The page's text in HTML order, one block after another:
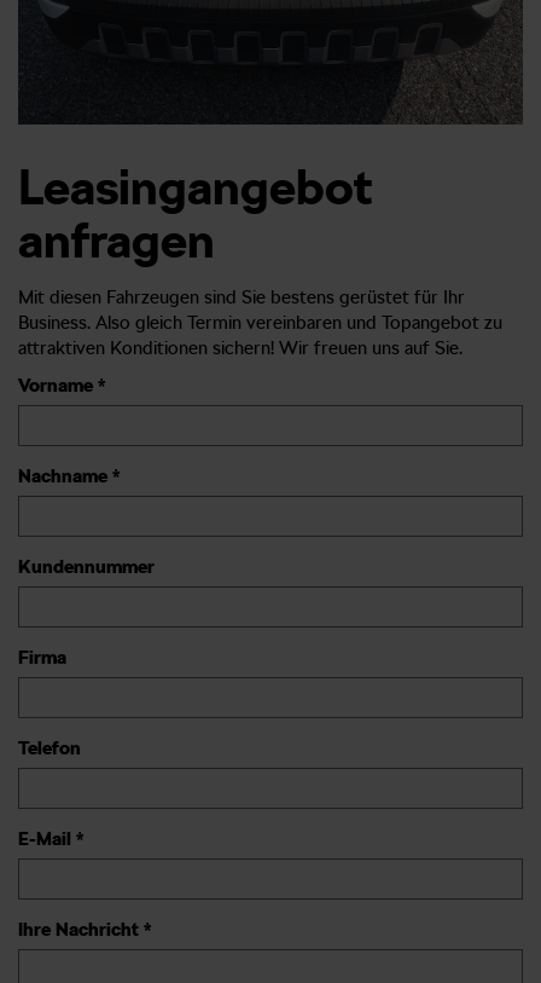
Leasingangebot
anfragen
Mit diesen Fahrzeugen sind Sie bestens gerüstet für Ihr
Business. Also gleich Termin vereinbaren und Topangebot zu
attraktiven Konditionen sichern! Wir freuen uns auf Sie.
Vorname *
Nachname *
Kundennummer
Firma
Telefon
E-Mail *
Ihre Nachricht *